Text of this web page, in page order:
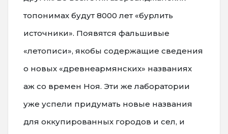
топонимах будут 8000 лет «бурлить
источники». Появятся фальшивые
«летописи», якобы содержащие сведения
о новых «древнеармянских» названиях
аж со времен Ноя. Эти же лаборатории
уже успели придумать новые названия
для оккупированных городов и сел, и